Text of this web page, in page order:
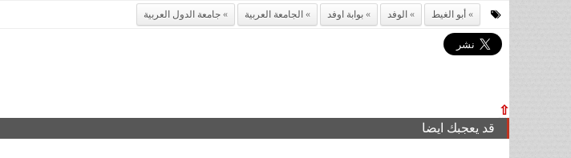
أبو الغيط الوفد بوابة اوفد الجامعة العربية جامعة الدول العربية
⇧
قد يعجبك ايضا